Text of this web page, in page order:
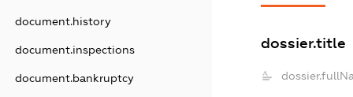
document.history
document.inspections
document.bankruptcy
dossier.title